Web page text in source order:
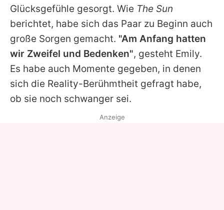
Glücksgefühle gesorgt. Wie The Sun
berichtet, habe sich das Paar zu Beginn auch
große Sorgen gemacht. "Am Anfang hatten
wir Zweifel und Bedenken", gesteht Emily.
Es habe auch Momente gegeben, in denen
sich die Reality-Berühmtheit gefragt habe,
ob sie noch schwanger sei.
Anzeige